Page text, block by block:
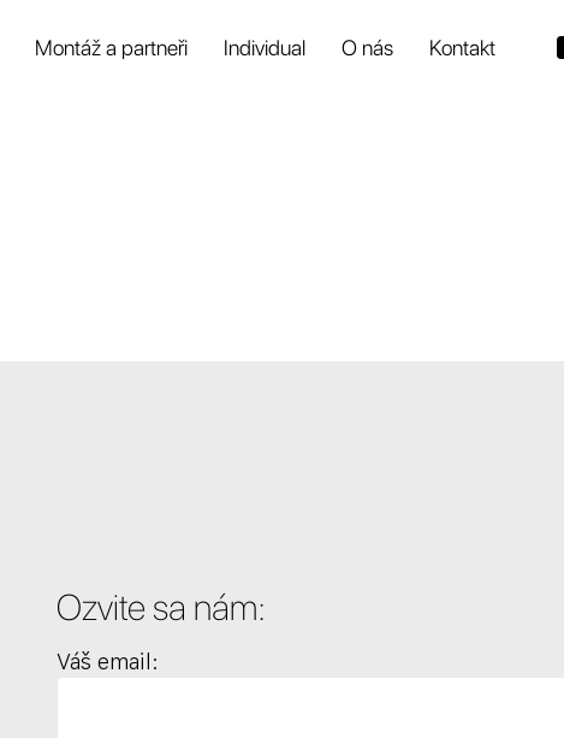
Montáž a partneři Individual O nás Kontakt
Ozvite sa nám:
Váš email: